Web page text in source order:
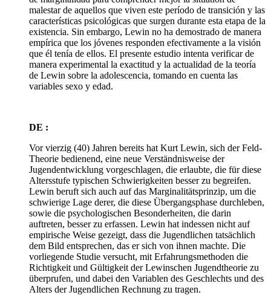
malestar de aquellos que viven este período de transición y las
características psicológicas que surgen durante esta etapa de la
existencia. Sin embargo, Lewin no ha demostrado de manera
empírica que los jóvenes responden efectivamente a la visión
que él tenía de ellos. El presente estudio intenta verificar de
manera experimental la exactitud y la actualidad de la teoría
de Lewin sobre la adolescencia, tomando en cuenta las
variables sexo y edad.
DE :
Vor vierzig (40) Jahren bereits hat Kurt Lewin, sich der Feld-
Theorie bedienend, eine neue Verständnisweise der
Jugendentwicklung vorgeschlagen, die erlaubte, die für diese
Altersstufe typischen Schwierigkeiten besser zu begreifen.
Lewin beruft sich auch auf das Marginalitätsprinzip, um die
schwierige Lage derer, die diese Übergangsphase durchleben,
sowie die psychologischen Besonderheiten, die darin
auftreten, besser zu erfassen. Lewin hat indessen nicht auf
empirische Weise gezeigt, dass die Jugendlichen tatsächlich
dem Bild entsprechen, das er sich von ihnen machte. Die
vorliegende Studie versucht, mit Erfahrungsmethoden die
Richtigkeit und Gültigkeit der Lewinschen Jugendtheorie zu
überprufen, und dabei den Variablen des Geschlechts und des
Alters der Jugendlichen Rechnung zu tragen.